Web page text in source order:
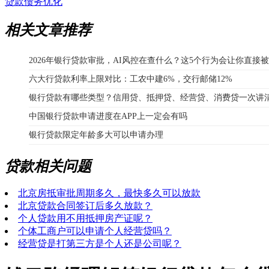
相关文章推荐
2026年银行贷款审批，AI风控在查什么？这5个行为会让你直接
六大行贷款利率上限对比：工农中建6%，交行邮储12%
银行贷款有哪些类型？信用贷、抵押贷、经营贷、消费贷一次讲
中国银行贷款申请进度在APP上一定会有吗
银行贷款限定年龄多大可以申请办理
贷款相关问题
北京房抵审批周期多久，最快多久可以放款
北京贷款合同签订后多久放款？
个人贷款用不用抵押房产证呢？
个体工商户可以申请个人经营贷吗？
经营贷是打第三方是个人还是公司呢？